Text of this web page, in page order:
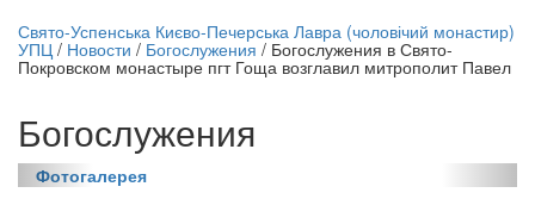
трансляция | 12 сентября
трансляции
Свято-Успенська Києво-Печерська Лавра (чоловічий монастир)
УПЦ / Новости / Богослужения / Богослужения в Свято-
Покровском монастыре пгт Гоща возглавил митрополит Павел
Богослужения
Фотогалерея